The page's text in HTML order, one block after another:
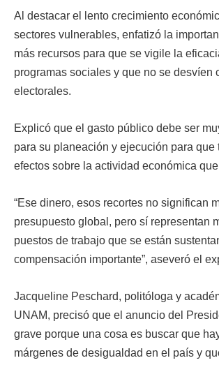
Al destacar el lento crecimiento
sectores vulnerables, enfatizó la
más recursos para que se vigile la
programas sociales y que no se desvíen
electorales.
Explicó que el gasto público debe ser
para su planeación y ejecución para que
efectos sobre la actividad económica
“Ese dinero, esos recortes no significan
presupuesto global, pero sí representan
puestos de trabajo que se están
compensación importante”, aseveró el
Jacqueline Peschard, politóloga y
UNAM, precisó que el anuncio del
grave porque una cosa es buscar que
márgenes de desigualdad en el país y